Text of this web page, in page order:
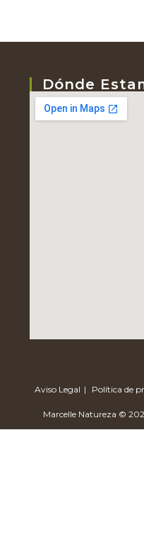
Dónde
Aviso Legal Política de
Marcelle Natureza ©